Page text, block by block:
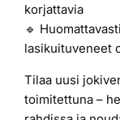
korjattavia
🔹
lasikuituveneet
Tilaa uusi
toimitettuna –